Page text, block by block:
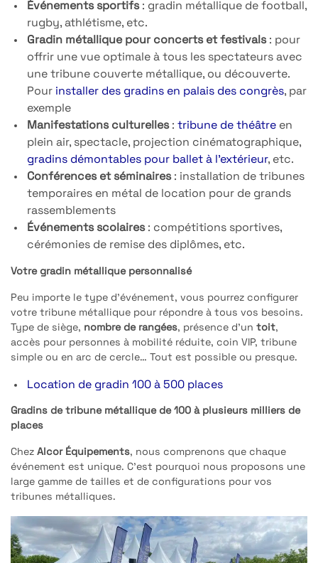
Événements sportifs: gradin métallique de football,
rugby, athlétisme, etc.
Gradin métallique pour concerts et festivals: pour
offrir une vue optimale à tous les spectateurs avec
une tribune couverte métallique, ou découverte.
Pour installer des gradins en palais des congrès, par
exemple
Manifestations culturelles: tribune de théâtre en
plein air, spectacle, projection cinématographique,
gradins démontables pour ballet à l’extérieur, etc.
Conférences et séminaires: installation de tribunes
temporaires en métal de location pour de grands
rassemblements
Événements scolaires : compétitions sportives,
cérémonies de remise des diplômes, etc.
Votre gradin métallique personnalisé
Peu importe le type d’événement, vous pourrez configurer
votre tribune métallique pour répondre à tous vos besoins.
Type de siège, nombre de rangées, présence d’un toit,
accès pour personnes à mobilité réduite, coin VIP, tribune
simple ou en arc de cercle… Tout est possible ou presque.
Location de gradin 100 à 500 places
Gradins de tribune métallique de 100 à plusieurs milliers de
places
Chez Alcor Équipements, nous comprenons que chaque
événement est unique. C’est pourquoi nous proposons une
large gamme de tailles et de configurations pour vos
tribunes métalliques.